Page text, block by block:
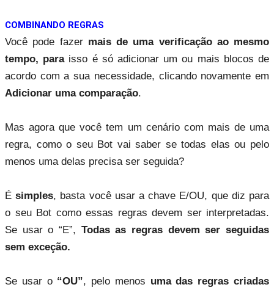
COMBINANDO REGRAS
Você pode fazer mais de uma verificação ao mesmo
tempo, paraisso é só adicionar um ou mais blocos de
acordo com a sua necessidade, clicando novamente em
Adicionar uma comparação.
Mas agora que você tem um cenário com mais de uma
regra, como o seu Bot vai saber se todas elas ou pelo
menos uma delas precisa ser seguida?
Ésimples, basta você usar a chave E/OU, que diz para
o seu Bot como essas regras devem ser interpretadas.
Se usar o “E”, Todas as regras devem ser seguidas
sem exceção.
Se usar o“OU”, pelo menos uma das regras criadas